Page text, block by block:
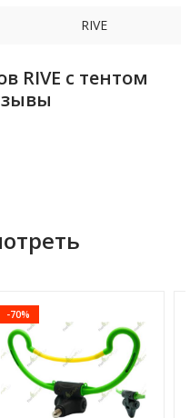
RIVE
RIVE с тентом
-70%